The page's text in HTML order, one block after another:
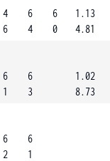
4
6
6
4
6
0
1.13
4.81
6
1
6
3
1.02
8.73
6
2
6
1